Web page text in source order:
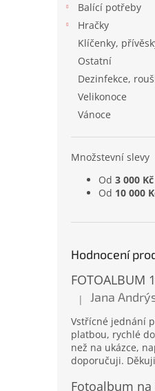
Balící potřeby
Hračky
Klíčenky,
Ostatní
Dezinfekce,
Velikonoce
Vánoce
Množstevní slevy
Od 3 000 Kč
Od 10 000
Hodnocení
Hodnocení
| Jana
Vstřícné jednání
platbou, rychlé
než na ukázce,
doporučuji. Děkuji